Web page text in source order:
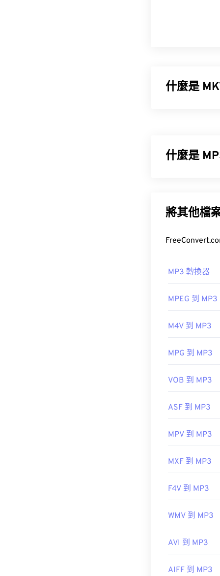
什麼是
開啟 MKV 檔
開發者：
實用連結：
https://
什麼是
其體積小、音
如何開啟
由於 MP3 檔
MP3 副檔名。
開發方： ISO
實用連結：
https://
將其他檔
MP3 轉換器
MPEG 到 MP3
M4V 到 MP3
MPG 到 MP3
VOB 到 MP3
ASF 到 MP3
MPV 到 MP3
MXF 到 MP3
F4V 到 MP3
WMV 到 MP3
AVI 到 MP3
AIFF 到 MP3